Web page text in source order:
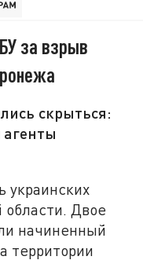
за взрыв
скрыться:
украинских
области. Двое
начиненный
территории